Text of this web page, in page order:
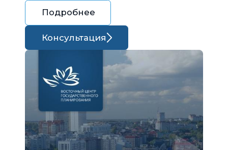
Подробнее
Консультация